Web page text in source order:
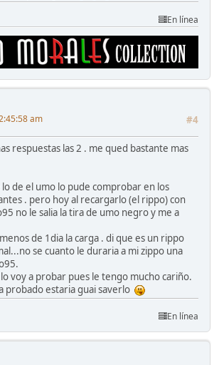
En línea
#4
am
respuestas las 2 . me qued bastante mas
de el umo lo pude comprobar en los
. pero hoy al recargarlo (el rippo) con
no le salia la tira de umo negro y me a
de 1dia la carga . di que es un rippo
se cuanto le duraria a mi zippo una
voy a probar pues le tengo mucho cariño.
probado estaria guai saverlo
En línea